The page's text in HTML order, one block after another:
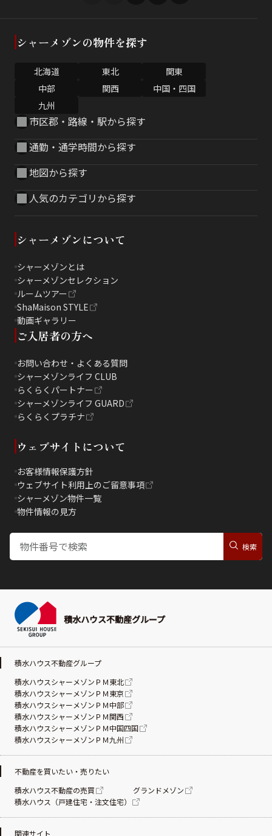
シャーメゾンの物件を探す
北海道 東北
関東
中部
関西
中国・四国
九州
市区郡・路線・駅から探す
通勤・通学時間から探す
地図から探す
人気のカテゴリから探す
シャーメゾンについて
シャーメゾンとは
シャーメゾンセレクション
ルームツアー
ShaMaison STYLE
動画ギャラリー
ご入居者の方へ
お問い合わせ・よくある質問
シャーメゾンライフ CLUB
らくらくパートナー
シャーメゾンライフ GUARD
らくらくプラチナ
ウェブサイトについて
お客様情報保護方針
ウェブサイト利用上のご留意事項
シャーメゾン物件一覧
物件情報の見方
積水ハウス不動産グループ
積水ハウス不動産グループ
積水ハウスシャーメゾンＰＭ東北
積水ハウスシャーメゾンＰＭ東京
積水ハウスシャーメゾンＰＭ中部
積水ハウスシャーメゾンＰＭ関西
積水ハウスシャーメゾンＰＭ中国四国
積水ハウスシャーメゾンＰＭ九州
不動産を買いたい・売りたい
積水ハウス不動産の売買
グランドメゾン
積水ハウス（戸建住宅・注文住宅）
関連サイト